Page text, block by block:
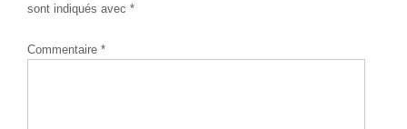
sont indiqués avec *
Commentaire *